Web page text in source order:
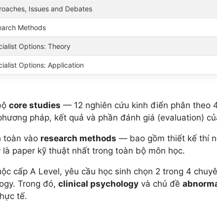
Issues and Debates
Methods
Options: Theory
Options: Application
core studies — 12 nghiên cứu kinh điển phân theo
pháp, kết quả và phần đánh giá (evaluation)
toàn vào research methods — bao gồm thiết kế thí
paper kỹ thuật nhất trong toàn bộ môn học.
cấp A Level, yêu cầu học sinh chọn 2 trong 4
Trong đó, clinical psychology và chủ đề
tế.